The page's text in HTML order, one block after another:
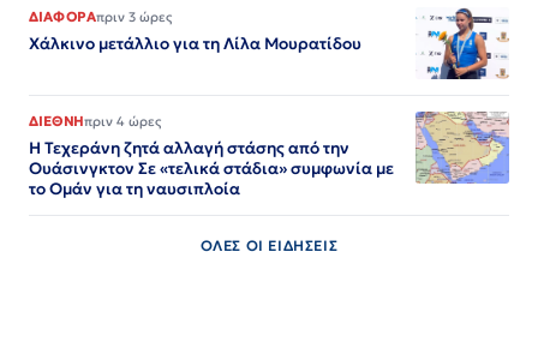
ΔΙΑΦΟΡΑπριν 3 ώρες
Χάλκινο μετάλλιο για τη Λίλα Μουρατίδου
ΔΙΕΘΝΗπριν 4 ώρες
Η Τεχεράνη ζητά αλλαγή στάσης από την
Ουάσινγκτον Σε «τελικά στάδια» συμφωνία με
το Ομάν για τη ναυσιπλοία
ΟΛΕΣ ΟΙ ΕΙΔΗΣΕΙΣ